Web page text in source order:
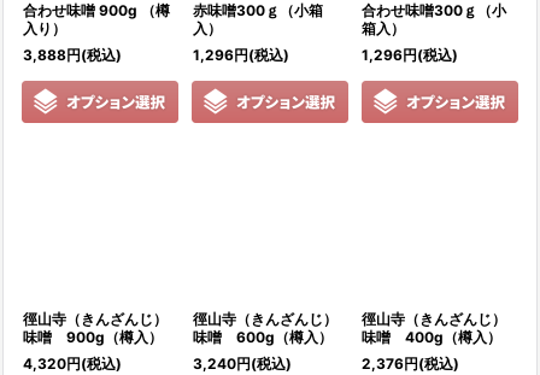
合わせ味噌 900g （樽
入り）
3,888円(税込)
赤味噌300ｇ（小箱
入）
1,296円(税込)
合わせ味噌300ｇ（小
箱入）
1,296円(税込)
徑山寺（きんざんじ）
味噌 900g（樽入）
4,320円(税込)
徑山寺（きんざんじ）
味噌 600g（樽入）
3,240円(税込)
徑山寺（きんざんじ）
味噌 400g（樽入）
2,376円(税込)